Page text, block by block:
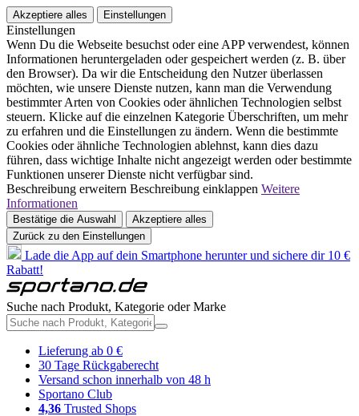
Akzeptiere alles Einstellungen
Einstellungen
Wenn Du die Webseite besuchst oder eine APP verwendest, können
Informationen heruntergeladen oder gespeichert werden (z. B. über
den Browser). Da wir die Entscheidung den Nutzer überlassen
möchten, wie unsere Dienste nutzen, kann man die Verwendung
bestimmter Arten von Cookies oder ähnlichen Technologien selbst
steuern. Klicke auf die einzelnen Kategorie Überschriften, um mehr
zu erfahren und die Einstellungen zu ändern. Wenn die bestimmte
Cookies oder ähnliche Technologien ablehnst, kann dies dazu
führen, dass wichtige Inhalte nicht angezeigt werden oder bestimmte
Funktionen unserer Dienste nicht verfügbar sind.
Beschreibung erweitern Beschreibung einklappen Weitere
Informationen
Bestätige die Auswahl
Akzeptiere alles
Zurück zu den Einstellungen
Lade die App auf dein Smartphone herunter und sichere dir 10 €
Rabatt!
Suche nach Produkt, Kategorie oder Marke
Lieferung ab 0 €
30 Tage Rückgaberecht
Versand schon innerhalb von 48 h
Sportano Club
4,36 Trusted Shops